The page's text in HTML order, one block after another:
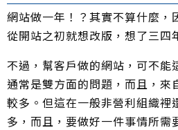
網站做一年！？其實不算什麼，
從開站之初就想改版，想了三四
不過，幫客戶做的網站，可不能
通常是雙方面的問題，而且，來
較多。但這在一般非營利組織裡
多，而且，要做好一件事情所需